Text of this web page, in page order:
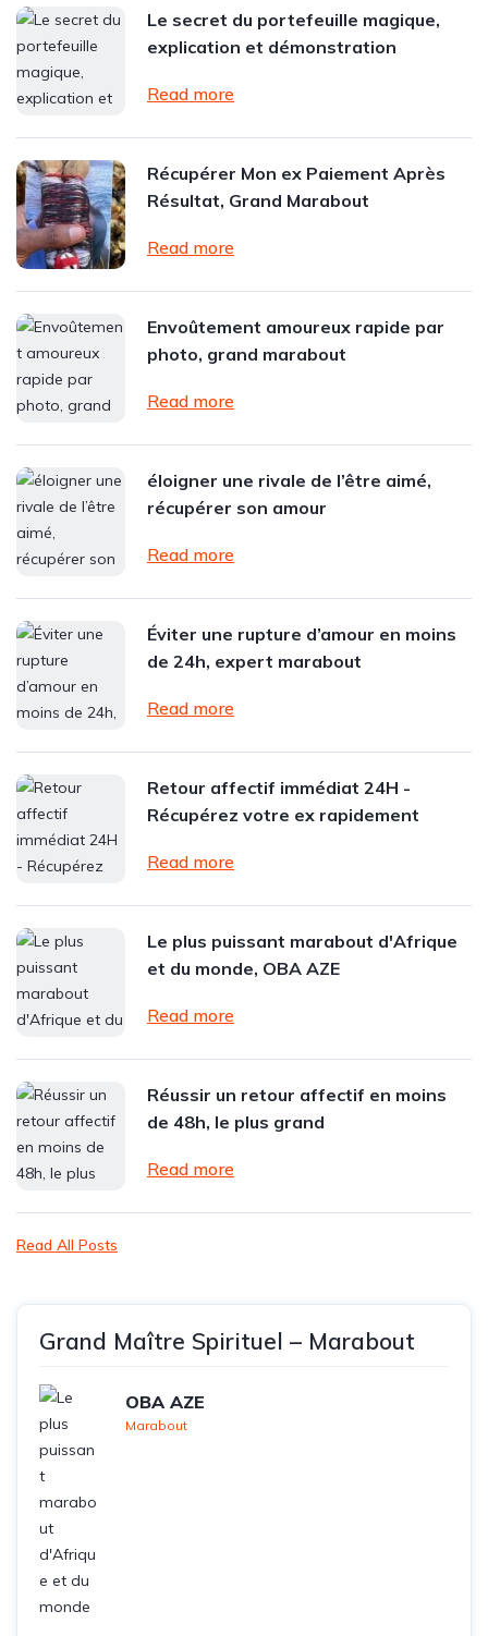
Le secret du portefeuille magique,
explication et démonstration
Read more
Récupérer Mon ex Paiement Après
Résultat, Grand Marabout
Read more
Envoûtement amoureux rapide par
photo, grand marabout
Read more
éloigner une rivale de l’être aimé,
récupérer son amour
Read more
Éviter une rupture d’amour en moins
de 24h, expert marabout
Read more
Retour affectif immédiat 24H -
Récupérez votre ex rapidement
Read more
Le plus puissant marabout d'Afrique
et du monde, OBA AZE
Read more
Réussir un retour affectif en moins
de 48h, le plus grand
Read more
Read All Posts
Grand Maître Spirituel – Marabout
OBA AZE
Marabout